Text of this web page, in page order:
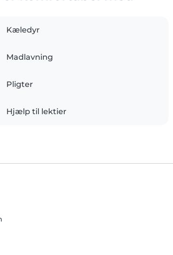
Kæledyr
Madlavning
Pligter
Hjælp til lektier